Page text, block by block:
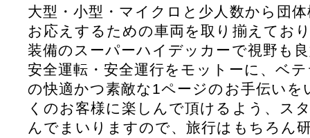
大型・小型・マイクロと少人数から団
お応えするための車両を取り揃えてお
装備のスーパーハイデッカーで視野も
安全運転・安全運行をモットーに、ベ
の快適かつ素敵な1ページのお手伝い
くのお客様に楽しんで頂けるよう、ス
んでまいりますので、旅行はもちろん